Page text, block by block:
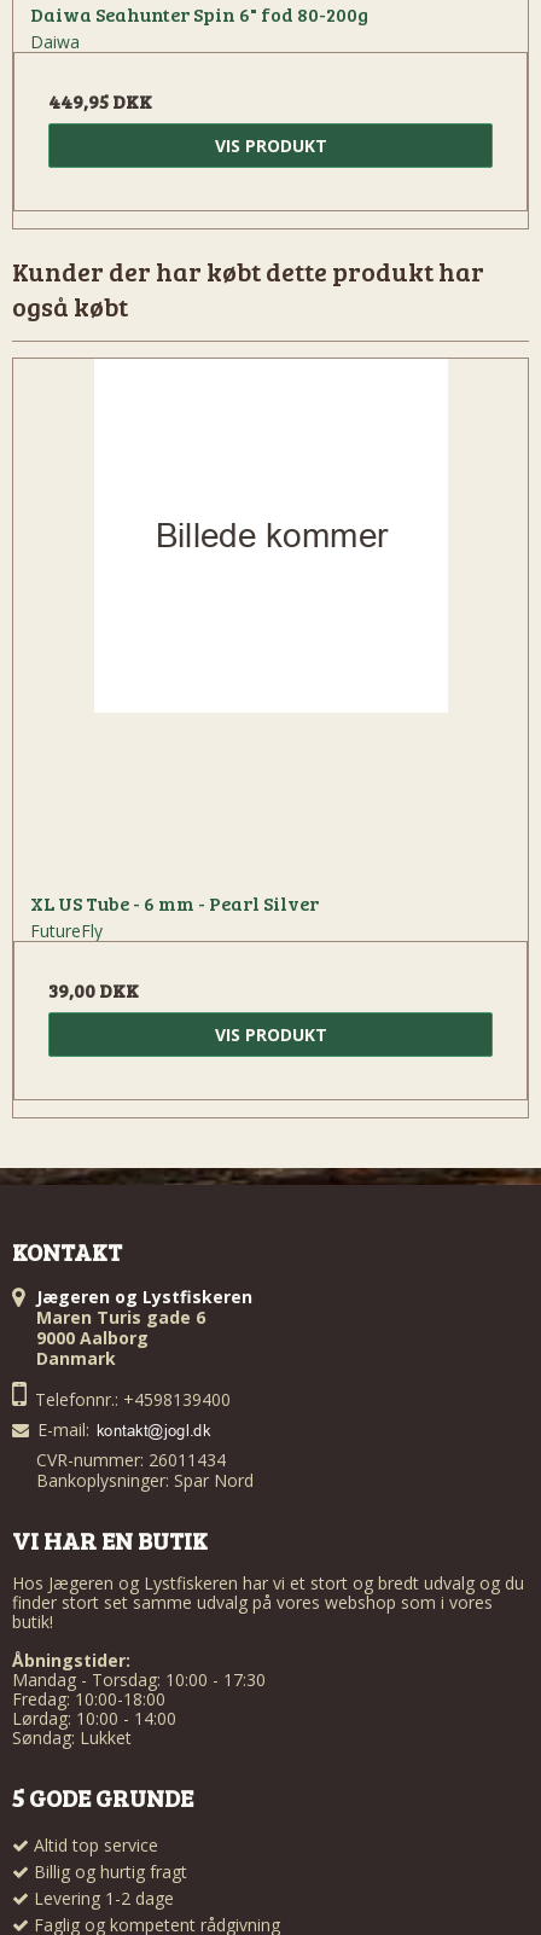
Daiwa Seahunter Spin 6" fod 80-200g
Daiwa
449,95 DKK
VIS PRODUKT
Kunder der har købt dette produkt har
også købt
XL US Tube - 6 mm - Pearl Silver
FutureFly
39,00 DKK
VIS PRODUKT
KONTAKT
Jægeren og Lystfiskeren
Maren Turis gade 6
9000 Aalborg
Danmark
Telefonnr.: +4598139400
E-mail:
CVR-nummer: 26011434
Bankoplysninger: Spar Nord
VI HAR EN BUTIK
Hos Jægeren og Lystfiskeren har vi et stort og bredt udvalg og du
finder stort set samme udvalg på vores webshop som i vores
butik!
Åbningstider:
Mandag - Torsdag: 10:00 - 17:30
Fredag: 10:00-18:00
Lørdag: 10:00 - 14:00
Søndag: Lukket
5 GODE GRUNDE
Altid top service
Billig og hurtig fragt
Levering 1-2 dage
Faglig og kompetent rådgivning